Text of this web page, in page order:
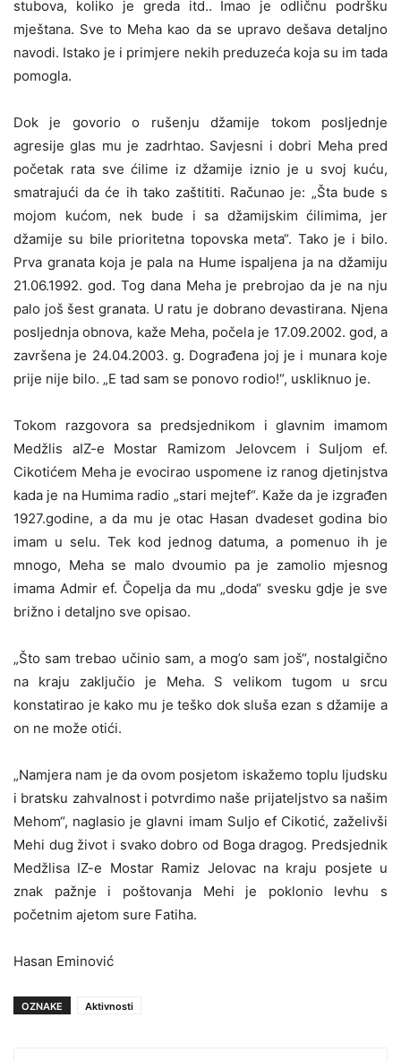
stubova, koliko je greda itd.. Imao je odličnu podršku
mještana. Sve to Meha kao da se upravo dešava detaljno
navodi. Istako je i primjere nekih preduzeća koja su im tada
pomogla.
Dok je govorio o rušenju džamije tokom posljednje
agresije glas mu je zadrhtao. Savjesni i dobri Meha pred
početak rata sve ćilime iz džamije iznio je u svoj kuću,
smatrajući da će ih tako zaštititi. Računao je: „Šta bude s
mojom kućom, nek bude i sa džamijskim ćilimima, jer
džamije su bile prioritetna topovska meta“. Tako je i bilo.
Prva granata koja je pala na Hume ispaljena ja na džamiju
21.06.1992. god. Tog dana Meha je prebrojao da je na nju
palo još šest granata. U ratu je dobrano devastirana. Njena
posljednja obnova, kaže Meha, počela je 17.09.2002. god, a
završena je 24.04.2003. g. Dograđena joj je i munara koje
prije nije bilo. „E tad sam se ponovo rodio!“, uskliknuo je.
Tokom razgovora sa predsjednikom i glavnim imamom
Medžlis aIZ-e Mostar Ramizom Jelovcem i Suljom ef.
Cikotićem Meha je evocirao uspomene iz ranog djetinjstva
kada je na Humima radio „stari mejtef“. Kaže da je izgrađen
1927.godine, a da mu je otac Hasan dvadeset godina bio
imam u selu. Tek kod jednog datuma, a pomenuo ih je
mnogo, Meha se malo dvoumio pa je zamolio mjesnog
imama Admir ef. Čopelja da mu „doda“ svesku gdje je sve
brižno i detaljno sve opisao.
„Što sam trebao učinio sam, a mog’o sam još“, nostalgično
na kraju zaključio je Meha. S velikom tugom u srcu
konstatirao je kako mu je teško dok sluša ezan s džamije a
on ne može otići.
„Namjera nam je da ovom posjetom iskažemo toplu ljudsku
i bratsku zahvalnost i potvrdimo naše prijateljstvo sa našim
Mehom“, naglasio je glavni imam Suljo ef Cikotić, zaželivši
Mehi dug život i svako dobro od Boga dragog. Predsjednik
Medžlisa IZ-e Mostar Ramiz Jelovac na kraju posjete u
znak pažnje i poštovanja Mehi je poklonio levhu s
početnim ajetom sure Fatiha.
Hasan Eminović
OZNAKE Aktivnosti